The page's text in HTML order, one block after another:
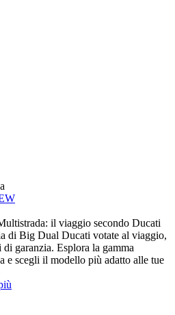
il viaggio secondo Ducati
di Big Dual Ducati votate al viaggio,
di garanzia. Esplora la gamma
e scegli il modello più adatto alle tue